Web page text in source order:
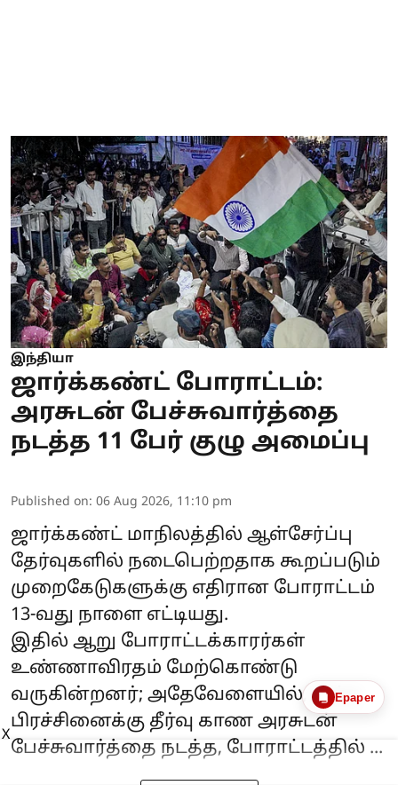
இந்தியா
ஜார்க்கண்ட் போராட்டம்:
அரசுடன் பேச்சுவார்த்தை
நடத்த 11 பேர் குழு அமைப்பு
Published on: 06 Aug 2026, 11:10 pm
ஜார்க்கண்ட் மாநிலத்தில் ஆள்சேர்ப்பு
தேர்வுகளில் நடைபெற்றதாக கூறப்படும்
முறைகேடுகளுக்கு எதிரான போராட்டம்
13-வது நாளை எட்டியது.
இதில் ஆறு போராட்டக்காரர்கள்
உண்ணாவிரதம் மேற்கொண்டு
வருகின்றனர்; அதேவேளையில், இந்த
பிரச்சினைக்கு தீர்வு காண அரசுடன்
பேச்சுவார்த்தை நடத்த, போராட்டத்தில் ...
Epaper
X